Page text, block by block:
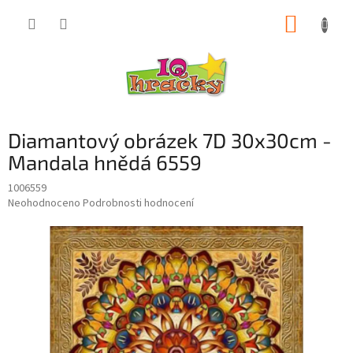
Diamantový obrázek 7D 30x30cm -
Mandala hnědá 6559
1006559
Průměrné
hvězdiček.
Neohodnoceno Podrobnosti hodnocení